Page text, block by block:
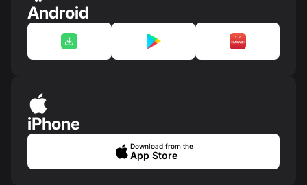
Android
iPhone
Download from the
App Store